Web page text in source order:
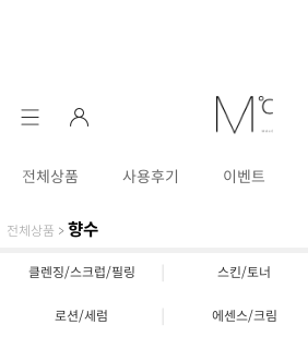
전체상품 사용후기 이벤트
전체상품 > 향수
클렌징/스크럽/필링 스킨/토너
로션/세럼 에센스/크림